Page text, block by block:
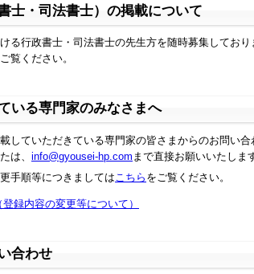
士・司法書士）の掲載について
る行政書士・司法書士の先生方を随時募集しており
覧ください。
いる専門家のみなさまへ
していただきている専門家の皆さまからのお問い合
は、 info@gyousei-hp.com まで直接お願いいたしま
手順等につきましてはこちら をご覧ください。
録内容の変更等について）
合わせ